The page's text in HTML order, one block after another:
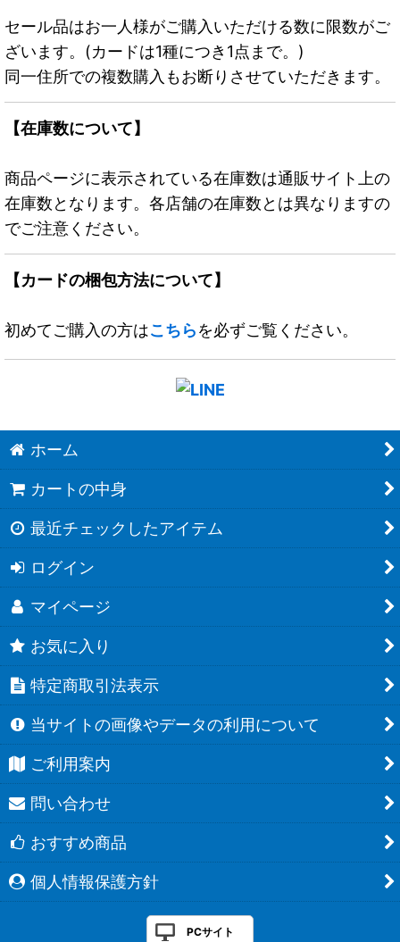
セール品はお一人様がご購入いただける数に限数がご
ざいます。(カードは1種につき1点まで。)
同一住所での複数購入もお断りさせていただきます。
【在庫数について】
商品ページに表示されている在庫数は通販サイト上の
在庫数となります。各店舗の在庫数とは異なりますの
でご注意ください。
【カードの梱包方法について】
初めてご購入の方はこちらを必ずご覧ください。
ホーム
カートの中身
最近チェックしたアイテム
ログイン
マイページ
お気に入り
特定商取引法表示
当サイトの画像やデータの利用について
ご利用案内
問い合わせ
おすすめ商品
個人情報保護方針
PCサイト